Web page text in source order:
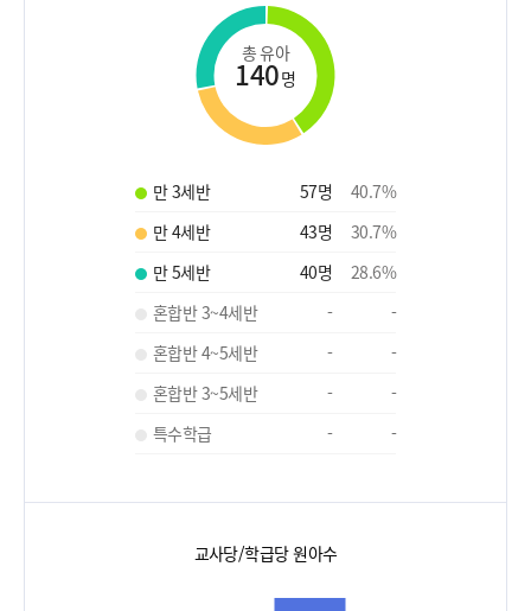
총 유아
140명
만 3세반 57명 40.7%
만 4세반
43명 30.7%
만 5세반
40명 28.6%
혼합반 3~4세반
-
-
혼합반 4~5세반
-
-
혼합반 3~5세반
-
-
특수학급
- -
교사당/학급당 원아수